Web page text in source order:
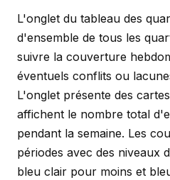
L'onglet du tableau des
d'ensemble de tous les
suivre la couverture
éventuels conflits ou
L'onglet présente des
affichent le nombre total
pendant la semaine. Les
périodes avec des niveaux
bleu clair pour moins et